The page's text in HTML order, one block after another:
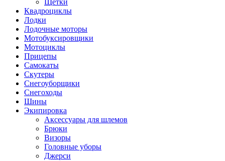
Щетки
Квадроциклы
Лодки
Лодочные моторы
Мотобуксировщики
Мотоциклы
Прицепы
Самокаты
Скутеры
Снегоуборщики
Снегоходы
Шины
Экипировка
Аксессуары для шлемов
Брюки
Визоры
Головные уборы
Джерси